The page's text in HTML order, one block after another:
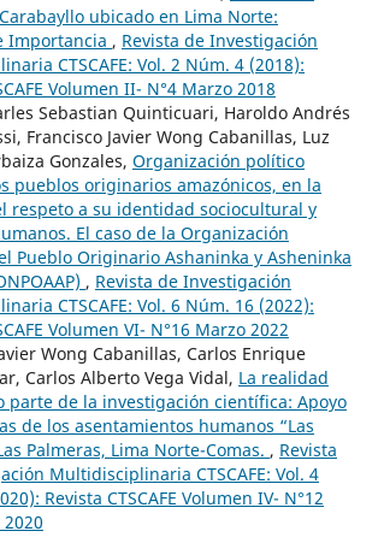
ubicado en Lima Norte:
Importancia , Revista de Investigación
CTSCAFE: Vol. 2 Núm. 4 (2018):
Volumen II- N°4 Marzo 2018
Sebastian Quinticuari, Haroldo Andrés
Francisco Javier Wong Cabanillas, Luz
Gonzales, Organización político
pueblos originarios amazónicos, en la
respeto a su identidad sociocultural y
El caso de la Organización
Pueblo Originario Ashaninka y Asheninka
, Revista de Investigación
CTSCAFE: Vol. 6 Núm. 16 (2022):
Volumen VI- N°16 Marzo 2022
Wong Cabanillas, Carlos Enrique
Carlos Alberto Vega Vidal, La realidad
parte de la investigación científica: Apoyo
de los asentamientos humanos “Las
Palmeras, Lima Norte-Comas. , Revista
Multidisciplinaria CTSCAFE: Vol. 4
Revista CTSCAFE Volumen IV- N°12